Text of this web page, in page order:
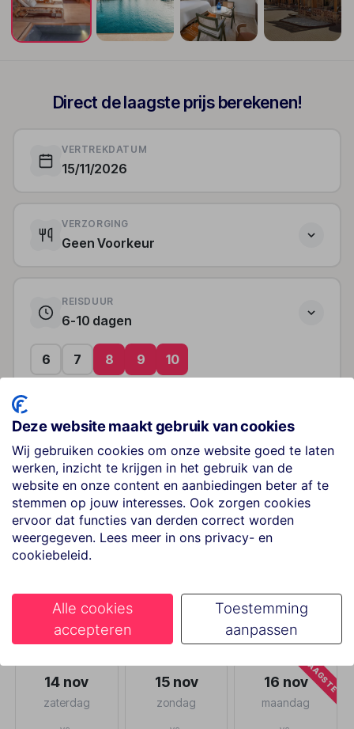
Direct de laagste prijs berekenen!
VERTREKDATUM
15/11/2026
VERZORGING
Geen Voorkeur
REISDUUR
6-10 dagen
6 7 8 9 10
REISGEZELSCHAP
2 volwassenen
VERTREKLUCHTHAVEN
7 luchthavens
Selecteer vertrekdatum
14 nov
zaterdag
15 nov
zondag
LAAGSTE
16 nov
maandag
Deze website maakt gebruik van cookies
Wij gebruiken cookies om onze website goed te laten
werken, inzicht te krijgen in het gebruik van de
website en onze content en aanbiedingen beter af te
stemmen op jouw interesses. Ook zorgen cookies
ervoor dat functies van derden correct worden
weergegeven. Lees meer in ons privacy- en
cookiebeleid.
Alle cookies
accepteren
Toestemming
aanpassen